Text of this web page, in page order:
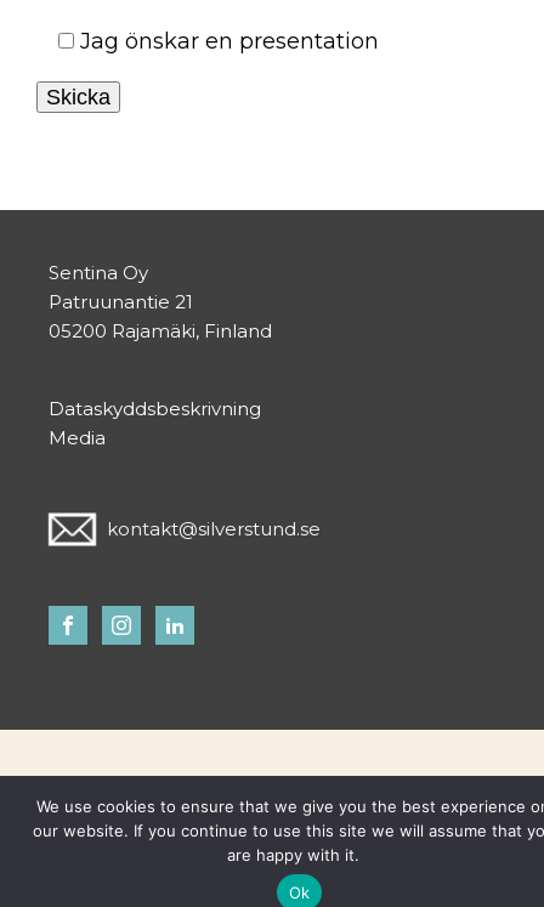
Jag önskar en presentation
Sentina Oy
Patruunantie 21
05200 Rajamäki, Finland
Dataskyddsbeskrivning
Media
kontakt@silverstund.se
We use cookies to ensure that we give you the best experience
our website. If you continue to use this site we will assume that
are happy with it.
Ok